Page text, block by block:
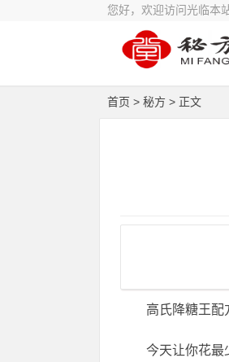
您好，欢迎访问光临本
首页 > 秘方 > 正文
高氏降糖王配
今天让你花最